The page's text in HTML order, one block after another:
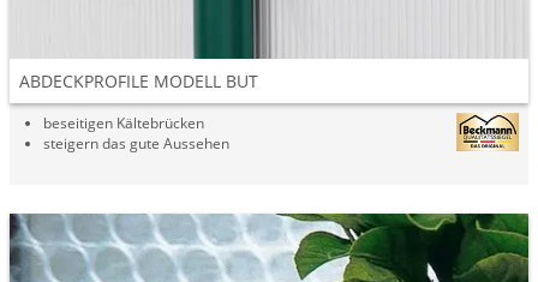
ABDECKPROFILE MODELL BUT
beseitigen Kältebrücken
steigern das gute Aussehen